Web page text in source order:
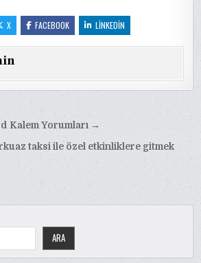
X FACEBOOK LINKEDIN
Kalem Yorumları →
taksi ile özel etkinliklere gitmek
ARA